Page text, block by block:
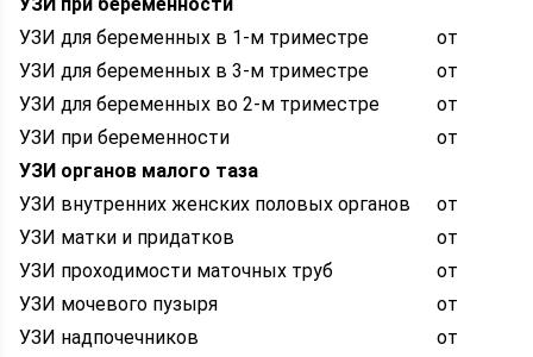
УЗИ для беременных в 1-м триместре
от
УЗИ для беременных в 3-м триместре
от
УЗИ для беременных во 2-м триместре
от
УЗИ при беременности
от
УЗИ органов малого таза
УЗИ внутренних женских половых органов
от
УЗИ матки и придатков
от
УЗИ проходимости маточных труб
от
УЗИ мочевого пузыря
от
УЗИ надпочечников
от